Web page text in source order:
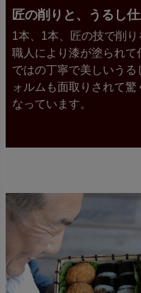
匠の削りと、うるし
1本、1本、匠の技で削
職人により漆が塗られて
ではの丁寧で美しいう
ォルムも面取りされて驚
なっています。